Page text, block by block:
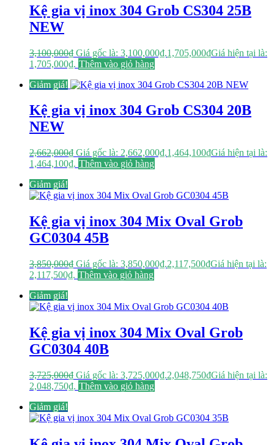
Kệ gia vị inox 304 Grob CS304 25B
NEW
3,100,000₫ Giá gốc là: 3,100,000₫.1,705,000₫Giá hiện tại là:
1,705,000₫. Thêm vào giỏ hàng
Giảm giá!
Kệ gia vị inox 304 Grob CS304 20B
NEW
2,662,000₫ Giá gốc là: 2,662,000₫.1,464,100₫Giá hiện tại là:
1,464,100₫. Thêm vào giỏ hàng
Giảm giá!
Kệ gia vị inox 304 Mix Oval Grob
GC0304 45B
3,850,000₫ Giá gốc là: 3,850,000₫.2,117,500₫Giá hiện tại là:
2,117,500₫. Thêm vào giỏ hàng
Giảm giá!
Kệ gia vị inox 304 Mix Oval Grob
GC0304 40B
3,725,000₫ Giá gốc là: 3,725,000₫.2,048,750₫Giá hiện tại là:
2,048,750₫. Thêm vào giỏ hàng
Giảm giá!